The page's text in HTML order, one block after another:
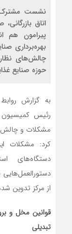
نشست مشترک
اتاق
پیرامون هم
بهره‌برداری
چالش‌های
حوزه صنایع
به گزارش
رئیس کمیسیون
مشکلات و
کرد: مشکلات
دستگاه‌های
از مرکز تدوین
قوانین مخل و
تبدیلی